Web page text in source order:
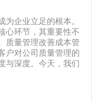
企业立足的根本。
心环节，其重要性不
质量管理改善成本管
户对公司质量管理的
与深度。今天，我们